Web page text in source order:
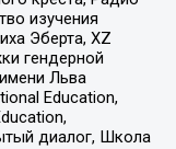
изучения
Эберта, XZ
гендерной
Льва
Education,
диалог, Школа